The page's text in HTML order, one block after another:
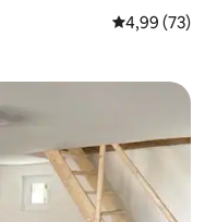
Évaluation
4,99 (73)